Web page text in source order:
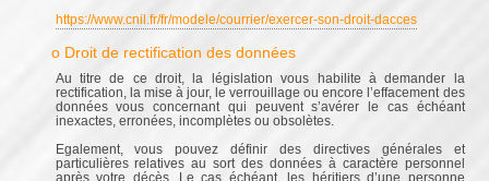
https://www.cnil.fr/fr/modele/courrier/exercer-son-droit-dacces
o Droit de rectification des données
Au titre de ce droit, la législation vous habilite à demander la
rectification, la mise à jour, le verrouillage ou encore l’effacement des
données vous concernant qui peuvent s’avérer le cas échéant
inexactes, erronées, incomplètes ou obsolètes.
Egalement, vous pouvez définir des directives générales et
particulières relatives au sort des données à caractère personnel
après votre décès. Le cas échéant, les héritiers d’une personne